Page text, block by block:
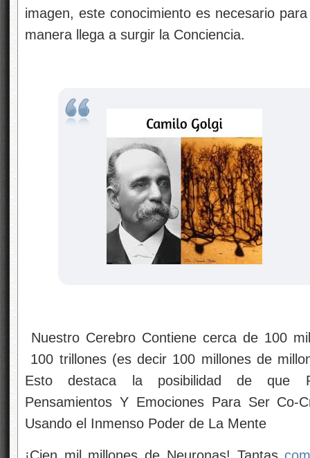
imagen, este conocimiento es necesario
manera llega a surgir la Conciencia.
Nuestro Cerebro Contiene cerca de 100
100 trillones (es decir 100 millones de
Esto destaca la posibilidad de que
Pensamientos Y Emociones Para Ser Co-
Usando el Inmenso Poder de La Mente